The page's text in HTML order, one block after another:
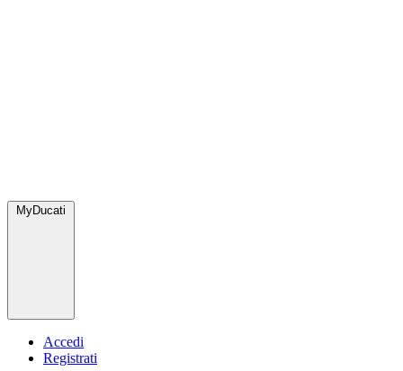
MyDucati
Accedi
Registrati